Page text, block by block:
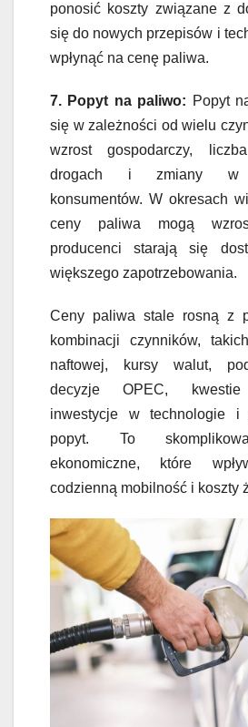
ponosić koszty związane z
się do nowych przepisów i
wpłynąć na cenę paliwa.
7. Popyt na paliwo: Popyt
się w zależności od wielu
wzrost gospodarczy,
drogach i zmiany w
konsumentów. W okresach
ceny paliwa mogą
producenci starają się
większego zapotrzebowania.
Ceny paliwa stale rosną z
kombinacji czynników,
naftowej, kursy walut,
decyzje OPEC, kwestie
inwestycje w technologie i
popyt. To
ekonomiczne, które
codzienną mobilność i koszty